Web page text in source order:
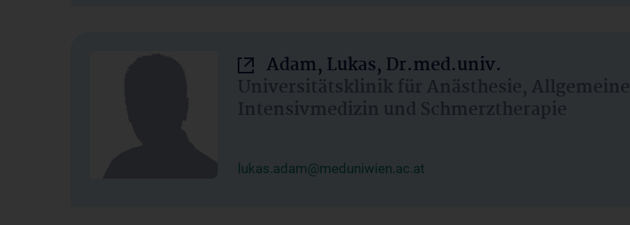
Adam, Lukas, Dr.med.univ.
Universitätsklinik für Anästhesie, Allgemeine
Intensivmedizin und Schmerztherapie
lukas.adam@meduniwien.ac.at